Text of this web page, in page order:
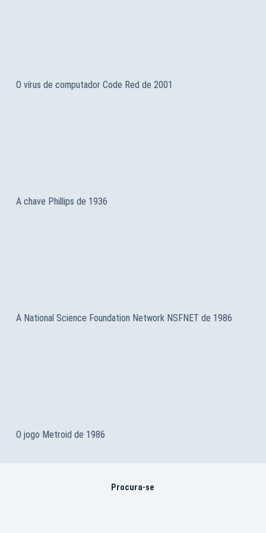
O vírus de computador Code Red de 2001
A chave Phillips de 1936
A National Science Foundation Network NSFNET de 1986
O jogo Metroid de 1986
Procura-se